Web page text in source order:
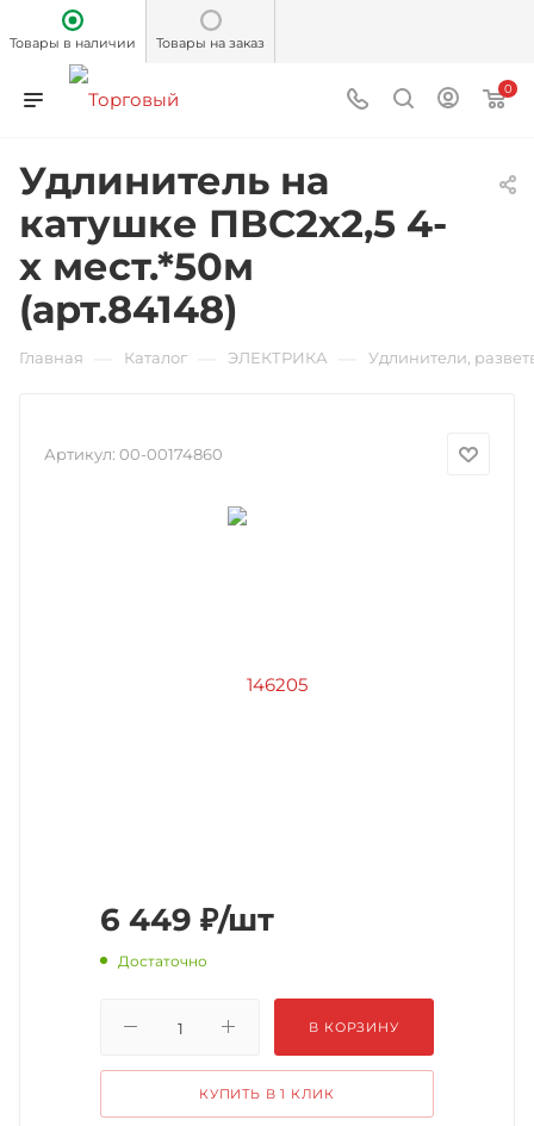
Товары в наличии Товары на заказ
0
Удлинитель на
катушке ПВС2х2,5 4-
х мест.*50м
(арт.84148)
Главная Каталог ЭЛЕКТРИКА Удлинители,
Артикул: 00-00174860
6 449 ₽/шт
Достаточно
В КОРЗИНУ
КУПИТЬ В 1 КЛИК